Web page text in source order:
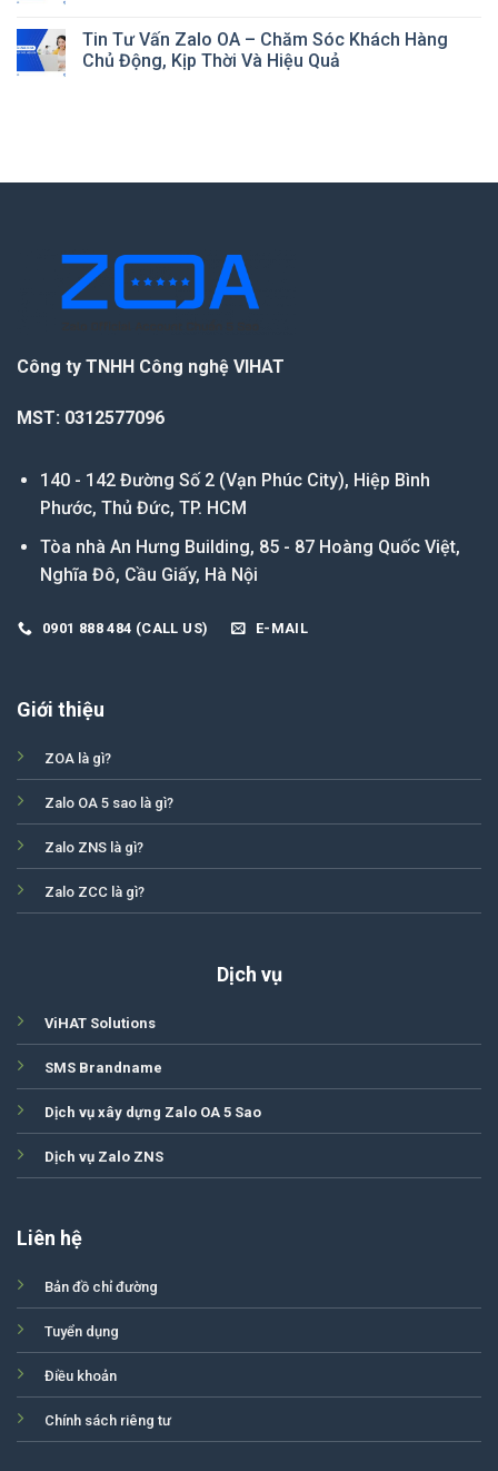
Tin Tư Vấn Zalo OA – Chăm Sóc Khách Hàng
Chủ Động, Kịp Thời Và Hiệu Quả
Công ty TNHH Công nghệ VIHAT
MST: 0312577096
140 - 142 Đường Số 2 (Vạn Phúc City), Hiệp Bình
Phước, Thủ Đức, TP. HCM
Tòa nhà An Hưng Building, 85 - 87 Hoàng Quốc Việt,
Nghĩa Đô, Cầu Giấy, Hà Nội
0901 888 484 (CALL US) E-MAIL
Giới thiệu
ZOA là gì?
Zalo OA 5 sao là gì?
Zalo ZNS là gì?
Zalo ZCC là gì?
Dịch vụ
ViHAT Solutions
SMS Brandname
Dịch vụ xây dựng Zalo OA 5 Sao
Dịch vụ Zalo ZNS
Liên hệ
Bản đồ chỉ đường
Tuyển dụng
Điều khoản
Chính sách riêng tư